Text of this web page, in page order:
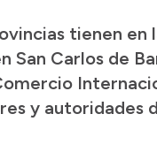
tienen
Carlos de
y autoridades